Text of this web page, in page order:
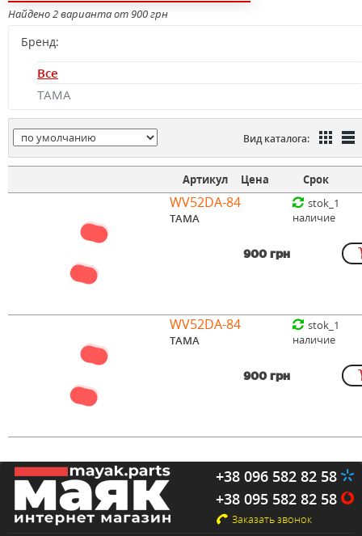
Найдено 2 варианта от 900 грн
Бренд:
Все
TAMA
Вид каталога:
Артикул Цена Срок
WV52DA-84
TAMA
900 грн
stok_1
наличие
WV52DA-84
TAMA
900 грн
stok_1
наличие
+38 096 582 82 58
+38 095 582 82 58
Заказать звонок